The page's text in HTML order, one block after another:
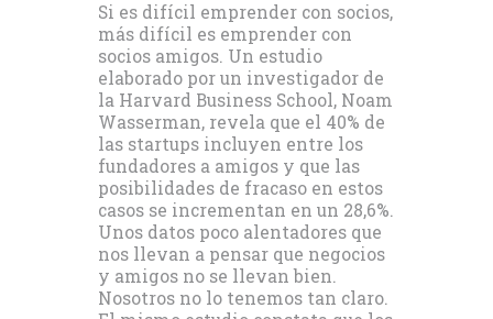
Si es difícil emprender con socios,
más difícil es emprender con
socios amigos. Un estudio
elaborado por un investigador de
la Harvard Business School, Noam
Wasserman, revela que el 40% de
las startups incluyen entre los
fundadores a amigos y que las
posibilidades de fracaso en estos
casos se incrementan en un 28,6%.
Unos datos poco alentadores que
nos llevan a pensar que negocios
y amigos no se llevan bien.
Nosotros no lo tenemos tan claro.